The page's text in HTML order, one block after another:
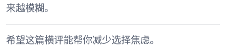
来越模糊。
希望这篇横评能帮你减少选择焦虑。